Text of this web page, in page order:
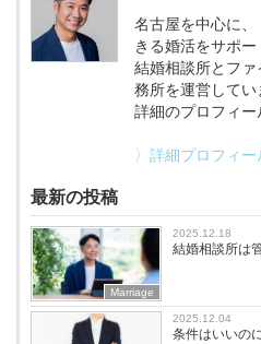
名古屋を中心に
きる婚活をサポー
結婚相談所とフ
務所を運営してい
詳細のプロフィー
〉詳細プロフィー
最新の投稿
Marriage
2025.12.18
結婚相談所は
2025.12.04
条件はいいの